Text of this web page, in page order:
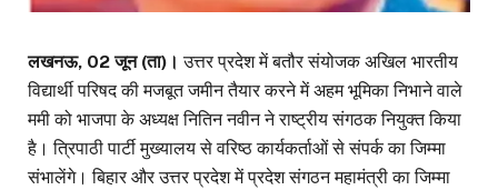
लखनऊ, 02 जून (ता)।उत्तर प्रदेश में बतौर संयोजक अखिल भारतीय
विद्यार्थी परिषद की मजबूत जमीन तैयार करने में अहम भूमिका निभाने वाले
ममी को भाजपा के अध्यक्ष नितिन नवीन ने राष्ट्रीय संगठक नियुक्त किया
है। त्रिपाठी पार्टी मुख्यालय से वरिष्ठ कार्यकर्ताओं से संपर्क का जिम्मा
संभालेंगे। बिहार और उत्तर प्रदेश में प्रदेश संगठन महामंत्री का जिम्मा